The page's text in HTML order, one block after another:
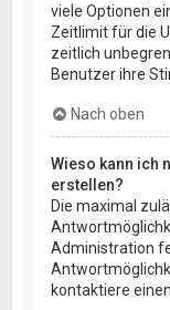
viele Optionen
Zeitlimit für die
zeitlich
Benutzer ihre
Nach oben
Wieso kann ich
erstellen?
Die maximal
Administration
kontaktiere